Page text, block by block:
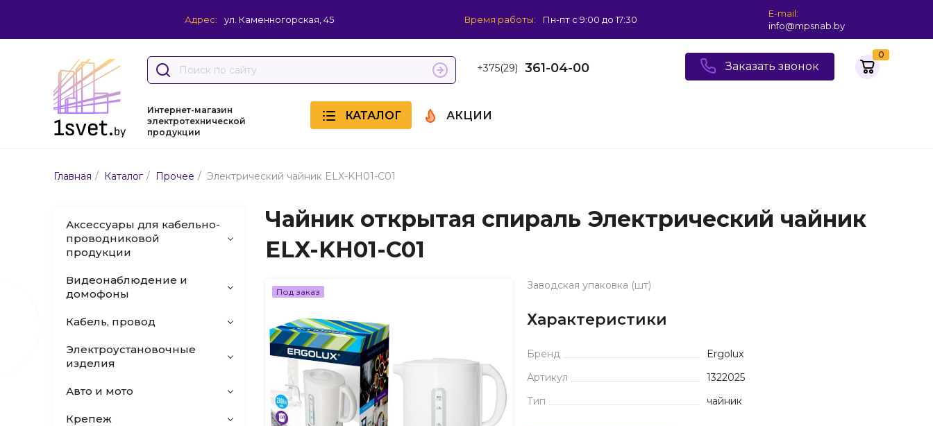
Адрес: ул. Каменногорская, 45 Время работы: Пн-пт с 9:00 до 17:30
E-mail:
info@mpsnab.by
+375(29) 361-04-00 Заказать звонок
0
Интернет-магазин
электротехнической
продукции
КАТАЛОГ АКЦИИ
Главная / Каталог / Прочее / Электрический чайник ELX-KH01-C01
Аксессуары для кабельно-
проводниковой
продукции
Видеонаблюдение и
домофоны
Кабель, провод
Электроустановочные
изделия
Авто и мото
Крепеж
Чайник открытая спираль Электрический чайник
ELX-KH01-C01
Под заказ
Заводская упаковка (шт)
Характеристики
Бренд
Ergolux
Артикул
1322025
Тип
чайник